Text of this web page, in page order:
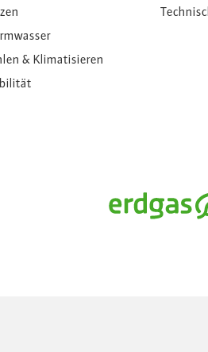
& Klimatisieren